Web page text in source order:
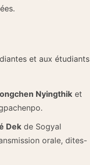
et aux étudiants
Nyingthiket
Dekde Sogyal
orale, dites-